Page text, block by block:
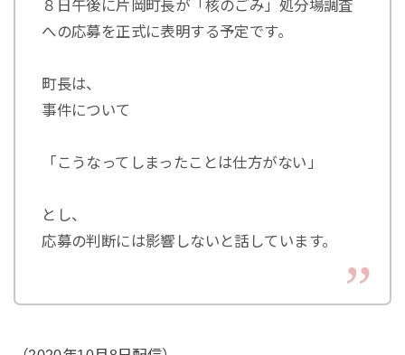
８日午後に片岡町長が「核のごみ」処分場調査
への応募を正式に表明する予定です。
町長は、
事件について
「こうなってしまったことは仕方がない」
とし、
応募の判断には影響しないと話しています。